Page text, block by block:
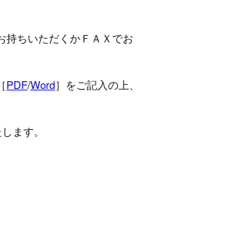
ちいただくかＦＡＸでお
PDF/Word］をご記入の上、
ます。